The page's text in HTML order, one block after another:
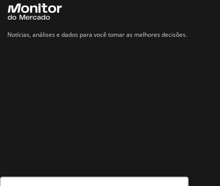
Notícias, análises e dados para você tomar as melhores decisões.